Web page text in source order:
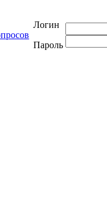
Логин
Пароль